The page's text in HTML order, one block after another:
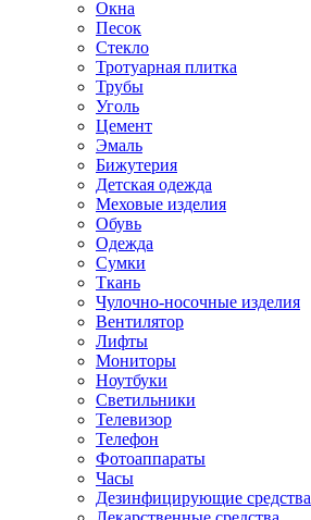
Окна
Песок
Стекло
Тротуарная плитка
Трубы
Уголь
Цемент
Эмаль
Бижутерия
Детская одежда
Меховые изделия
Обувь
Одежда
Сумки
Ткань
Чулочно-носочные изделия
Вентилятор
Лифты
Мониторы
Ноутбуки
Светильники
Телевизор
Телефон
Фотоаппараты
Часы
Дезинфицирующие средства